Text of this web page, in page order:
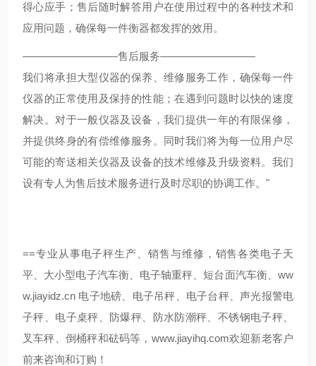
得心应手；售后随时解答用户在使用过程中的各种技术和
应用问题，确保每一件衡器都发挥的效用。
—————————售后服务—————————
我们将承担大型仪器的保养、维修服务工作，确保每一件
仪器的正常使用及保持的性能；在遇到问题时以快的速度
解决。对于一般仪器及设备，我们提供一年的有限保修，
并提供终身的有偿维修服务。同时我们将为每一位用户尽
可能的寄送相关仪器及设备的技术维修及升级资料。我们
设有专人为售后技术服务进行及时尽职的协调工作。"
==专业从事电子秤生产、销售与维修，销售各类电子天
平、大小型电子汽车衡、电子轴重秤、短台面汽车衡、 ww
w.jiayidz.cn 电子地磅、电子吊秤、电子台秤、声光报警电
子秤、电子桌秤、防爆秤、防水防潮秤、不锈钢电子秤、
叉车秤、倒桶秤和砝码等， www.jiayihq.com欢迎新老客户
前来咨询和订购！